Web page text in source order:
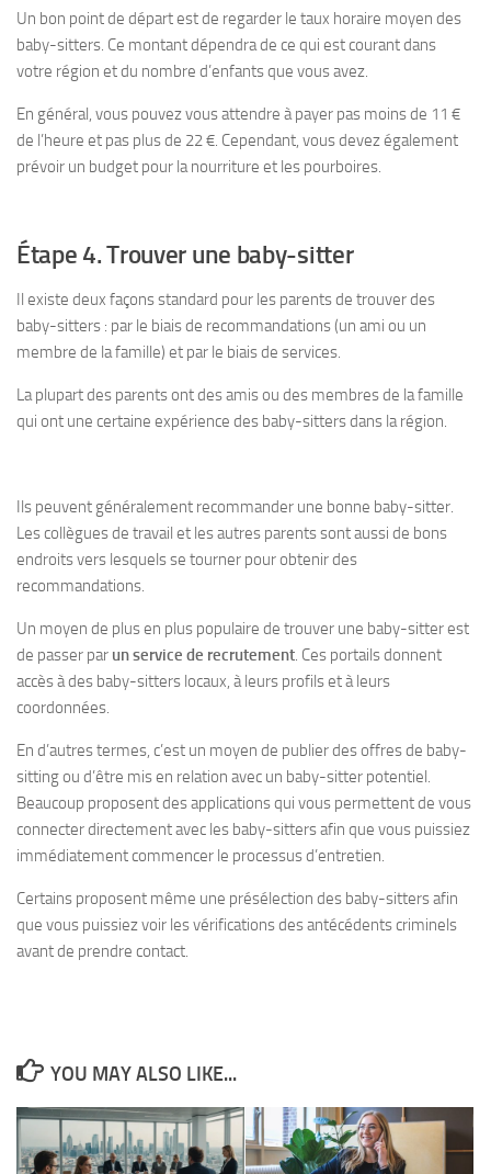
Un bon point de départ est de regarder le taux horaire moyen des
baby-sitters. Ce montant dépendra de ce qui est courant dans
votre région et du nombre d’enfants que vous avez.
En général, vous pouvez vous attendre à payer pas moins de 11 €
de l’heure et pas plus de 22 €. Cependant, vous devez également
prévoir un budget pour la nourriture et les pourboires.
Étape 4. Trouver une baby-sitter
Il existe deux façons standard pour les parents de trouver des
baby-sitters : par le biais de recommandations (un ami ou un
membre de la famille) et par le biais de services.
La plupart des parents ont des amis ou des membres de la famille
qui ont une certaine expérience des baby-sitters dans la région.
Ils peuvent généralement recommander une bonne baby-sitter.
Les collègues de travail et les autres parents sont aussi de bons
endroits vers lesquels se tourner pour obtenir des
recommandations.
Un moyen de plus en plus populaire de trouver une baby-sitter est
de passer par un service de recrutement. Ces portails donnent
accès à des baby-sitters locaux, à leurs profils et à leurs
coordonnées.
En d’autres termes, c’est un moyen de publier des offres de baby-
sitting ou d’être mis en relation avec un baby-sitter potentiel.
Beaucoup proposent des applications qui vous permettent de vous
connecter directement avec les baby-sitters afin que vous puissiez
immédiatement commencer le processus d’entretien.
Certains proposent même une présélection des baby-sitters afin
que vous puissiez voir les vérifications des antécédents criminels
avant de prendre contact.
YOU MAY ALSO LIKE...